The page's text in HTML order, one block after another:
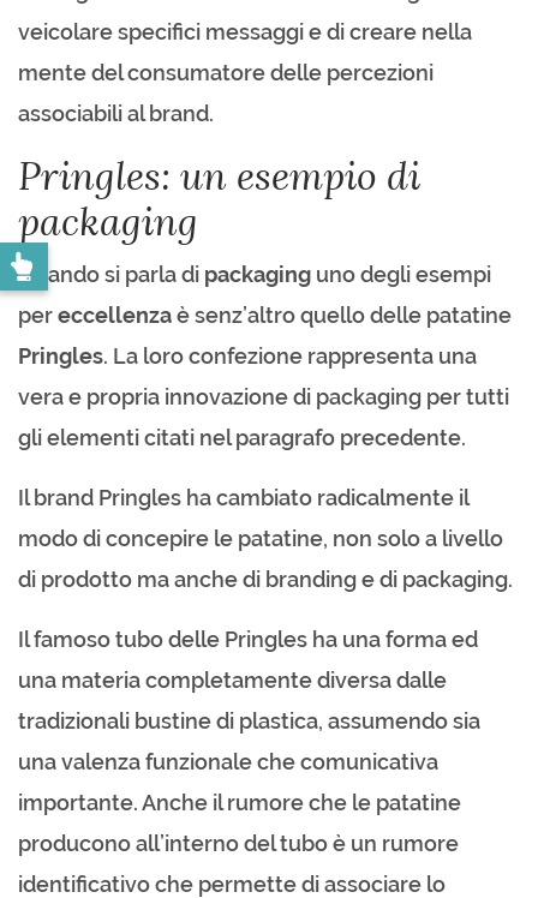
veicolare specifici messaggi e di creare nella
mente del consumatore delle percezioni
associabili al brand.
Pringles: un esempio di
packaging
Quando si parla di packaging uno degli esempi
pereccellenzaè senz’altro quello delle patatine
Pringles. La loro confezione rappresenta una
vera e propria innovazione di packaging per tutti
gli elementi citati nel paragrafo precedente.
Il brand Pringles ha cambiato radicalmente il
modo di concepire le patatine, non solo a livello
di prodotto ma anche di branding e di packaging.
Il famoso tubo delle Pringles ha una forma ed
una materia completamente diversa dalle
tradizionali bustine di plastica, assumendo sia
una valenza funzionale che comunicativa
importante. Anche il rumore che le patatine
producono all’interno del tubo è un rumore
identificativo che permette di associare lo